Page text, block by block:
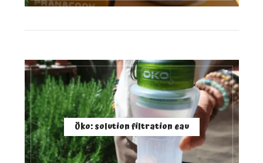
Öko: solution filtration eau